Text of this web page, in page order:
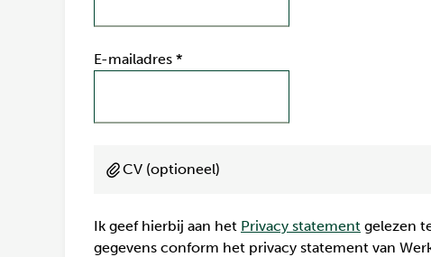
E-mailadres *
CV (optioneel)
Ik geef hierbij aan het Privacy statement gelezen
gegevens conform het privacy statement van